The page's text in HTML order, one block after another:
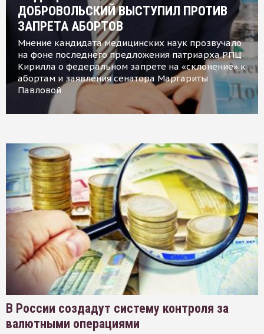
ДОБРОВОЛЬСКИЙ ВЫСТУПИЛ ПРОТИВ
ЗАПРЕТА АБОРТОВ
Мнение кандидата медицинских наук прозвучало
на фоне последнего предложения патриарха РПЦ
Кирилла о федеральном запрете на «склонение» к
абортам и заявления сенатора Маргариты
Павловой
В России создадут систему контроля за
валютными операциями